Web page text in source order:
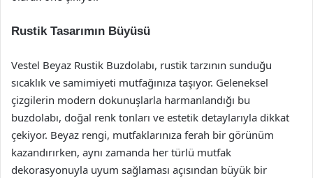
Rustik Tasarımın Büyüsü
Vestel Beyaz Rustik Buzdolabı, rustik tarzının sunduğu
sıcaklık ve samimiyeti mutfağınıza taşıyor. Geleneksel
çizgilerin modern dokunuşlarla harmanlandığı bu
buzdolabı, doğal renk tonları ve estetik detaylarıyla dikkat
çekiyor. Beyaz rengi, mutfaklarınıza ferah bir görünüm
kazandırırken, aynı zamanda her türlü mutfak
dekorasyonuyla uyum sağlaması açısından büyük bir